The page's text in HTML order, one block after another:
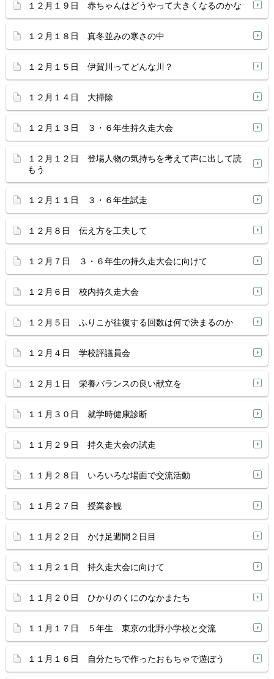
１２月１９日 赤ちゃんはどうやって大きくなるのかな
１２月１８日 真冬並みの寒さの中
１２月１５日 伊賀川ってどんな川？
１２月１４日 大掃除
１２月１３日 ３・６年生持久走大会
１２月１２日 登場人物の気持ちを考えて声に出して読
もう
１２月１１日 ３・６年生試走
１２月８日 伝え方を工夫して
１２月７日 ３・６年生の持久走大会に向けて
１２月６日 校内持久走大会
１２月５日 ふりこが往復する回数は何で決まるのか
１２月４日 学校評議員会
１２月１日 栄養バランスの良い献立を
１１月３０日 就学時健康診断
１１月２９日 持久走大会の試走
１１月２８日 いろいろな場面で交流活動
１１月２７日 授業参観
１１月２２日 かけ足週間２日目
１１月２１日 持久走大会に向けて
１１月２０日 ひかりのくにのなかまたち
１１月１７日 ５年生 東京の北野小学校と交流
１１月１６日 自分たちで作ったおもちゃで遊ぼう